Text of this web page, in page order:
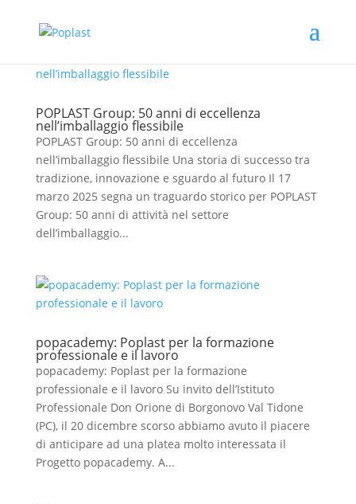
POPLAST Group: 50 anni di eccellenza
nell’imballaggio flessibile
POPLAST Group: 50 anni di eccellenza
nell’imballaggio flessibile Una storia di successo tra
tradizione, innovazione e sguardo al futuro Il 17
marzo 2025 segna un traguardo storico per POPLAST
Group: 50 anni di attività nel settore
dell’imballaggio...
popacademy: Poplast per la formazione
professionale e il lavoro
popacademy: Poplast per la formazione
professionale e il lavoro Su invito dell’Istituto
Professionale Don Orione di Borgonovo Val Tidone
(PC), il 20 dicembre scorso abbiamo avuto il piacere
di anticipare ad una platea molto interessata il
Progetto popacademy. A...